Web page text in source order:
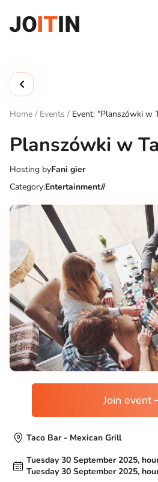
content
Get the
Home / Events / Event: "Planszówki w
Planszówki w
Hosting byFani gier
Category:Entertainment//
Join event
Taco Bar - Mexican Grill
Tuesday 30 September 2025,
Tuesday 30 September 2025,